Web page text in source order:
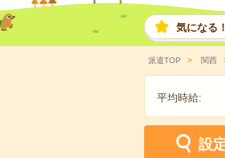
気になる
派遣TOP 関西
平均時給:
設